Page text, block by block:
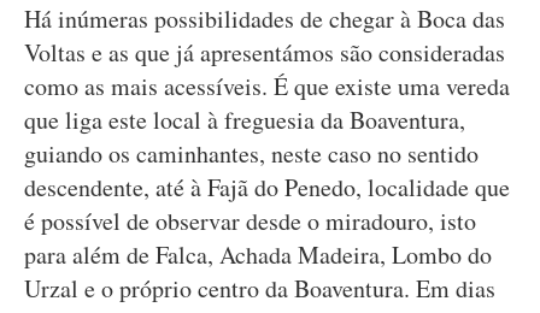
Há inúmeras possibilidades de chegar à Boca das
Voltas e as que já apresentámos são consideradas
como as mais acessíveis. É que existe uma vereda
que liga este local à freguesia da Boaventura,
guiando os caminhantes, neste caso no sentido
descendente, até à Fajã do Penedo, localidade que
é possível de observar desde o miradouro, isto
para além de Falca, Achada Madeira, Lombo do
Urzal e o próprio centro da Boaventura. Em dias